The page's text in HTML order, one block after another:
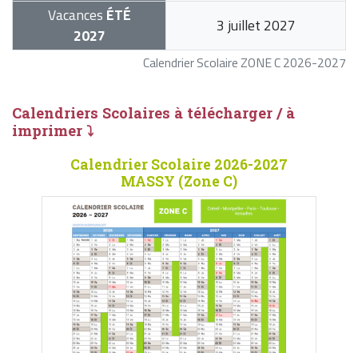
Calendrier Scolaire ZONE C 2026-2027
Vacances ÉTÉ
2027
3 juillet 2027
Calendriers Scolaires à télécharger / à
imprimer ⤵
Calendrier Scolaire 2026-2027
MASSY (Zone C)